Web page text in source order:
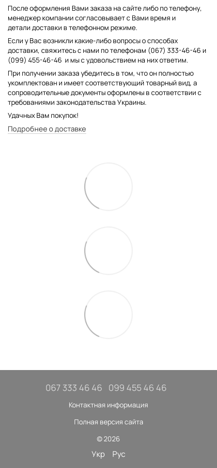
После оформления Вами заказа на сайте либо по телефону,
менеджер компании согласовывает с Вами время и
детали доставки в телефонном режиме.
Если у Вас возникли какие-либо вопросы о способах
доставки, свяжитесь с нами по телефонам (067) 333-46-46 и
(099) 455-46-46 и мы с удовольствием на них ответим.
При получении заказа убедитесь в том, что он полностью
укомплектован и имеет соответствующий товарный вид, а
сопроводительные документы оформлены в соответствии с
требованиями законодательства Украины.
Удачных Вам покупок!
Подробнее о доставке
067 333 46 46 099 455 46 46
Контактная информация
Полная версия сайта
© 2026
Укр Рус